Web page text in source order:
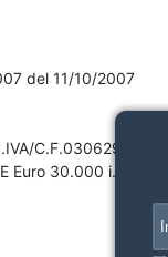
del 11/10/2007
C.F.03062910132
Euro 30.000 i.v.